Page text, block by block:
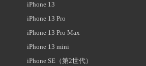
iPhone 13
iPhone 13 Pro
iPhone 13 Pro Max
iPhone 13 mini
iPhone SE（第2世代）